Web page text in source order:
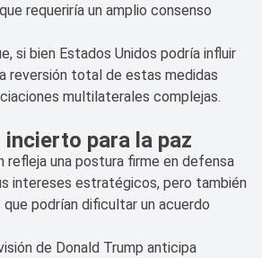
requeriría un amplio consenso
si bien Estados Unidos podría influir
reversión total de estas medidas
multilaterales complejas.
incierto para la paz
refleja una postura firme en defensa
intereses estratégicos, pero también
podrían dificultar un acuerdo
de Donald Trump anticipa